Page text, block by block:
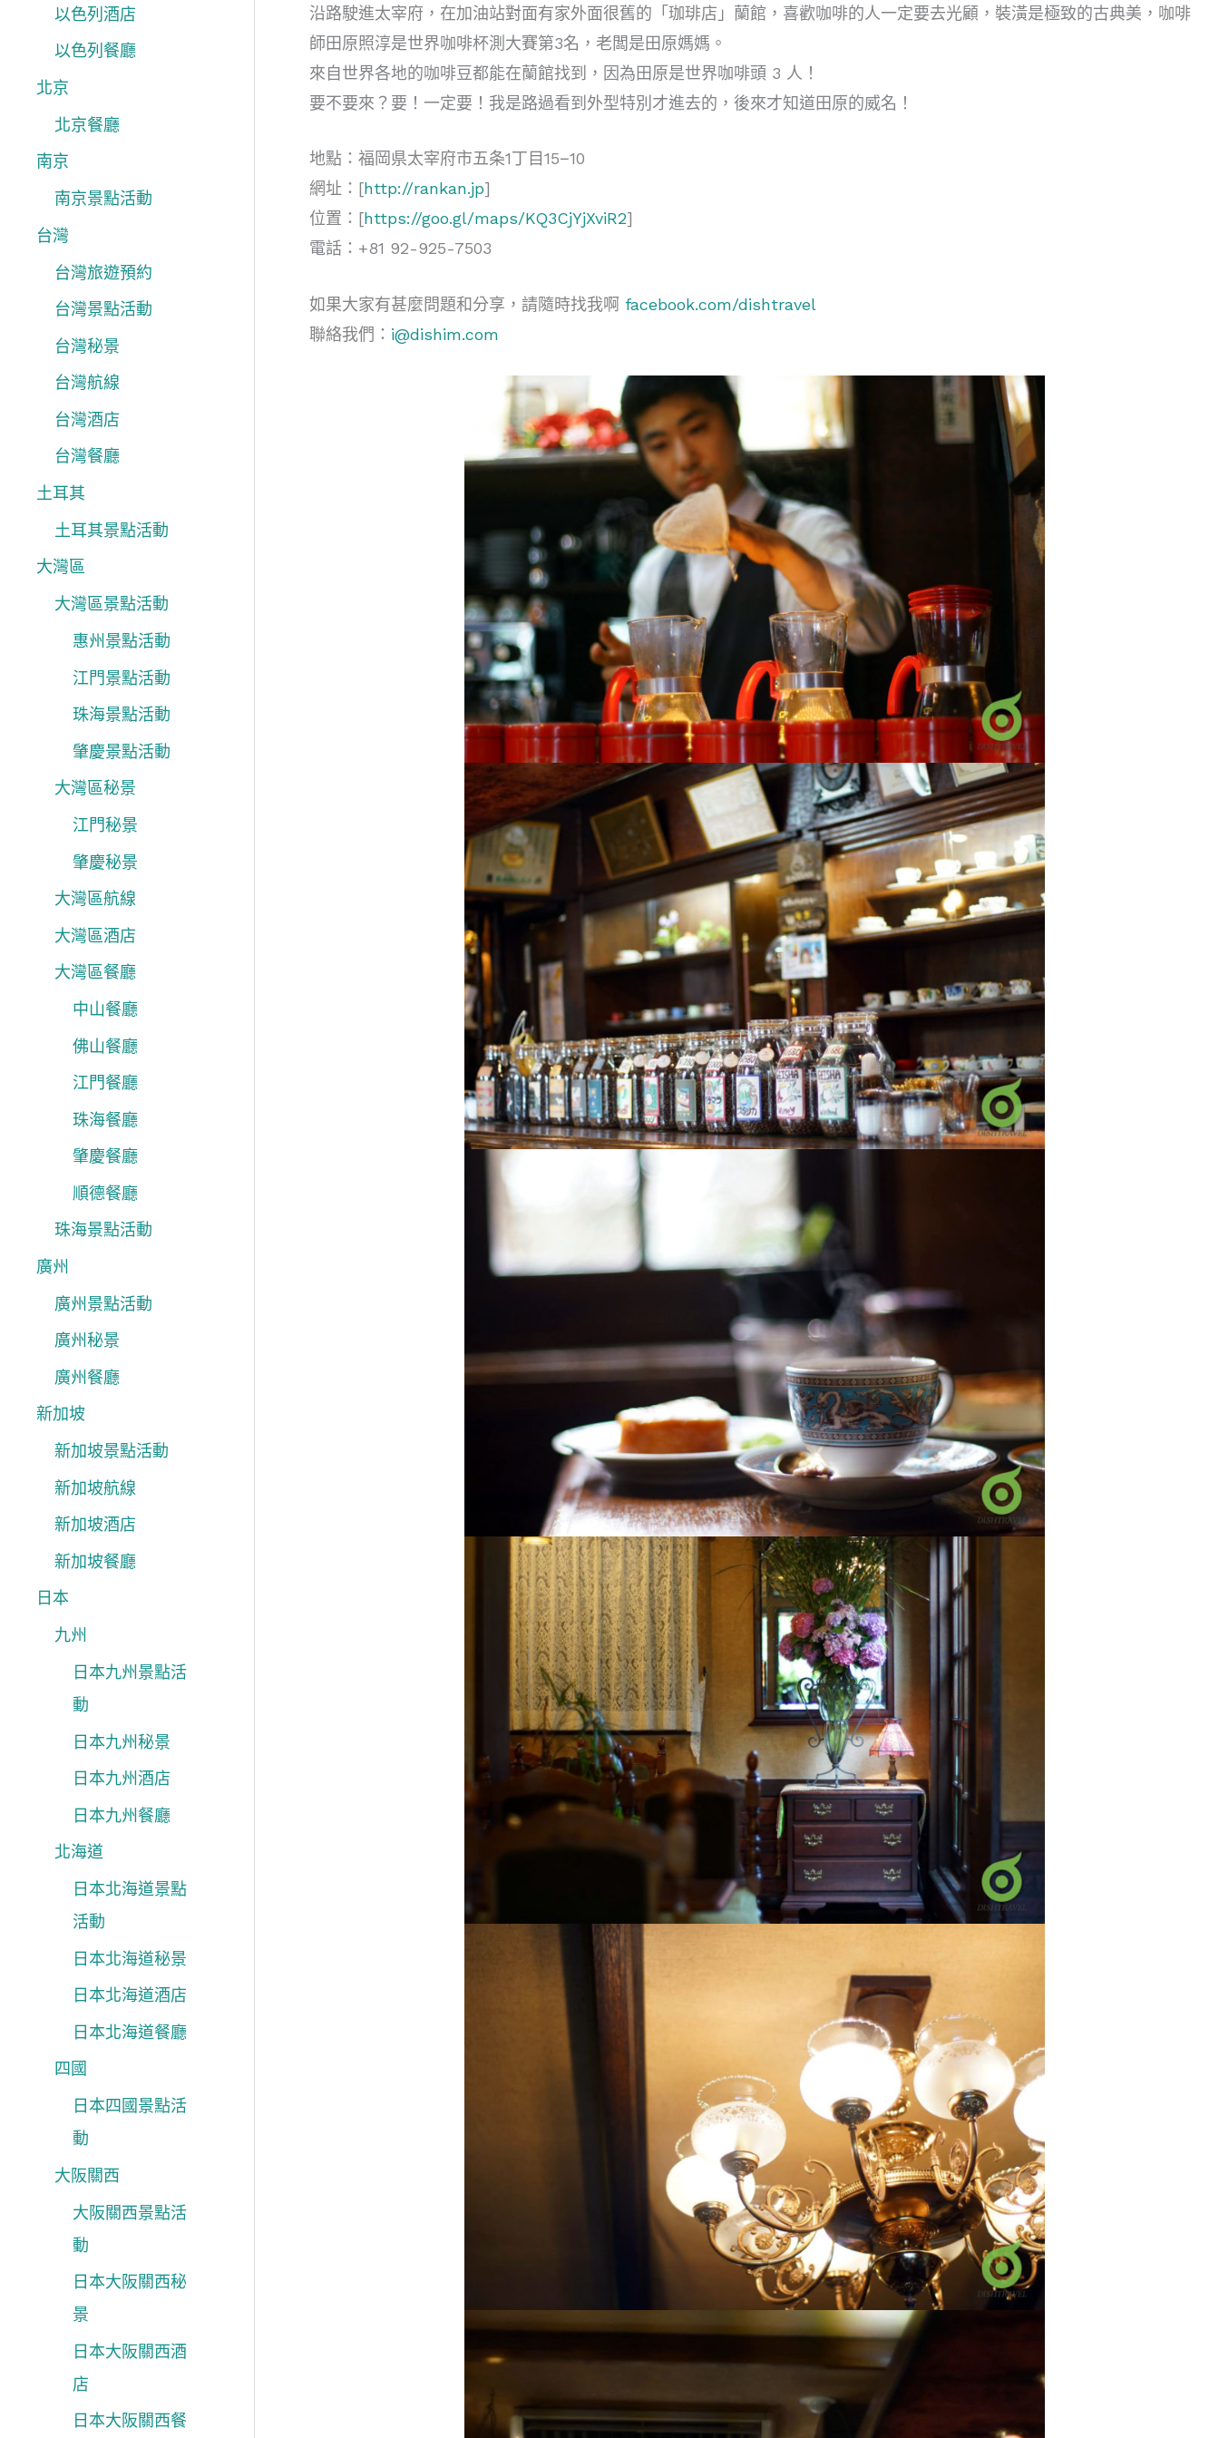
以色列酒店
以色列餐廳
北京
北京餐廳
南京
南京景點活動
台灣
台灣旅遊預約
台灣景點活動
台灣秘景
台灣航線
台灣酒店
台灣餐廳
土耳其
土耳其景點活動
大灣區
大灣區景點活動
惠州景點活動
江門景點活動
珠海景點活動
肇慶景點活動
大灣區秘景
江門秘景
肇慶秘景
大灣區航線
大灣區酒店
大灣區餐廳
中山餐廳
佛山餐廳
江門餐廳
珠海餐廳
肇慶餐廳
順德餐廳
珠海景點活動
廣州
廣州景點活動
廣州秘景
廣州餐廳
新加坡
新加坡景點活動
新加坡航線
新加坡酒店
新加坡餐廳
日本
九州
日本九州景點活
動
日本九州秘景
日本九州酒店
日本九州餐廳
北海道
日本北海道景點
活動
日本北海道秘景
日本北海道酒店
日本北海道餐廳
四國
日本四國景點活
動
大阪關西
大阪關西景點活
動
日本大阪關西秘
景
日本大阪關西酒
店
日本大阪關西餐
沿路駛進太宰府，在加油站對面有家外面很舊的「珈琲店」蘭館，喜歡咖啡的人一定要去光顧，裝潢是極致的古典美，咖啡
師田原照淳是世界咖啡杯測大賽第3名，老闆是田原媽媽。
來自世界各地的咖啡豆都能在蘭館找到，因為田原是世界咖啡頭 3 人！
要不要來？要！一定要！我是路過看到外型特別才進去的，後來才知道田原的威名！
地點：福岡県太宰府市五条1丁目15−10
網址：[http://rankan.jp]
位置：[https://goo.gl/maps/KQ3CjYjXviR2]
電話：+81 92-925-7503
如果大家有甚麼問題和分享，請隨時找我啊 facebook.com/dishtravel
聯絡我們： i@dishim.com